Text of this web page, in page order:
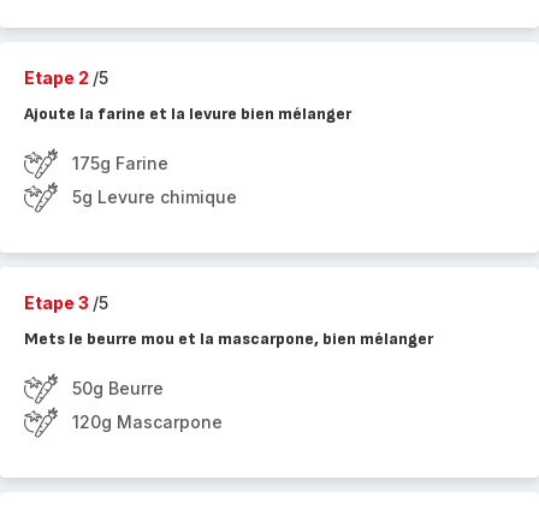
Etape 2 /5
Ajoute la farine et la levure bien mélanger
175g Farine
5g Levure chimique
Etape 3 /5
Mets le beurre mou et la mascarpone, bien mélanger
50g Beurre
120g Mascarpone